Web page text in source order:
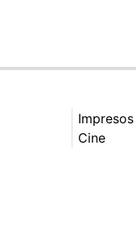
Impresos
Cine